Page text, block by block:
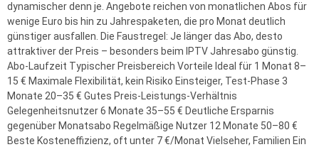
dynamischer denn je. Angebote reichen von monatlichen Abos für
wenige Euro bis hin zu Jahrespaketen, die pro Monat deutlich
günstiger ausfallen. Die Faustregel: Je länger das Abo, desto
attraktiver der Preis – besonders beim IPTV Jahresabo günstig.
Abo-Laufzeit Typischer Preisbereich Vorteile Ideal für 1 Monat 8–
15 € Maximale Flexibilität, kein Risiko Einsteiger, Test-Phase 3
Monate 20–35 € Gutes Preis-Leistungs-Verhältnis
Gelegenheitsnutzer 6 Monate 35–55 € Deutliche Ersparnis
gegenüber Monatsabo Regelmäßige Nutzer 12 Monate 50–80 €
Beste Kosteneffizienz, oft unter 7 €/Monat Vielseher, Familien Ein